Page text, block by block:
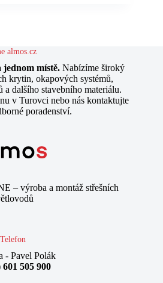
almos.cz
jednom místě. Nabízíme široký
krytin, okapových systémů,
dalšího stavebního materiálu.
v Turovci nebo nás kontaktujte
poradenství.
– výroba a montáž střešních
Telefon
- Pavel Polák
601 505 900